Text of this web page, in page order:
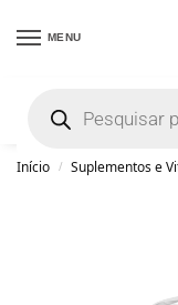
MENU
Início / Suplementos e